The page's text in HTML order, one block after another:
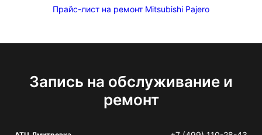
Прайс-лист на ремонт Mitsubishi Pajero
Запись на обслуживание и
ремонт